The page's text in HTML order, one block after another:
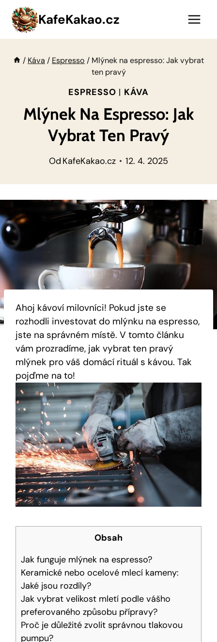
Přeskočit
obsah
KafeKakao.cz
/ Káva / Espresso / Mlýnek na espresso: Jak vybrat
ten pravý
ESPRESSO | KÁVA
Mlýnek Na Espresso: Jak
Vybrat Ten Pravý
Od KafeKakao.cz 12. 4. 2025
Ahoj kávoví milovníci! Pokud jste se
rozhodli investovat do mlýnku na espresso,
jste na správném místě. V tomto článku
vám prozradíme, jak vybrat ten pravý
mlýnek pro váš domácí rituál s kávou. Tak
pojďme na to!
Obsah
Jak funguje mlýnek na espresso?
Keramické nebo ocelové mlecí kameny:
Jaké jsou rozdíly?
Jak vybrat velikost mletí podle vášho
preferovaného způsobu přípravy?
Proč je důležité zvolit správnou tlakovou
pumpu?